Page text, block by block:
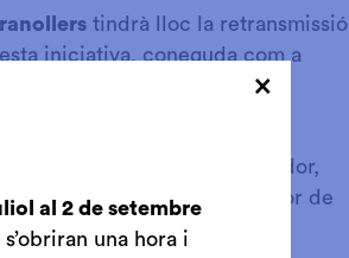
tindrà lloc la retransmissió
iniciativa, coneguda com a
la vocació d’expandir i
català.
obra de Verdi: un trobador,
de Luna i lluitant per l’amor de
al 2 de setembre
s’obriran una hora i
×